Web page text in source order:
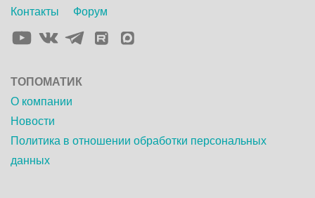
Контакты
Форум
ЭлементЭлемент
ЭлементЭлемент
ТОПОМАТИК
О компании
Новости
Политика в отношении обработки персональных
данных